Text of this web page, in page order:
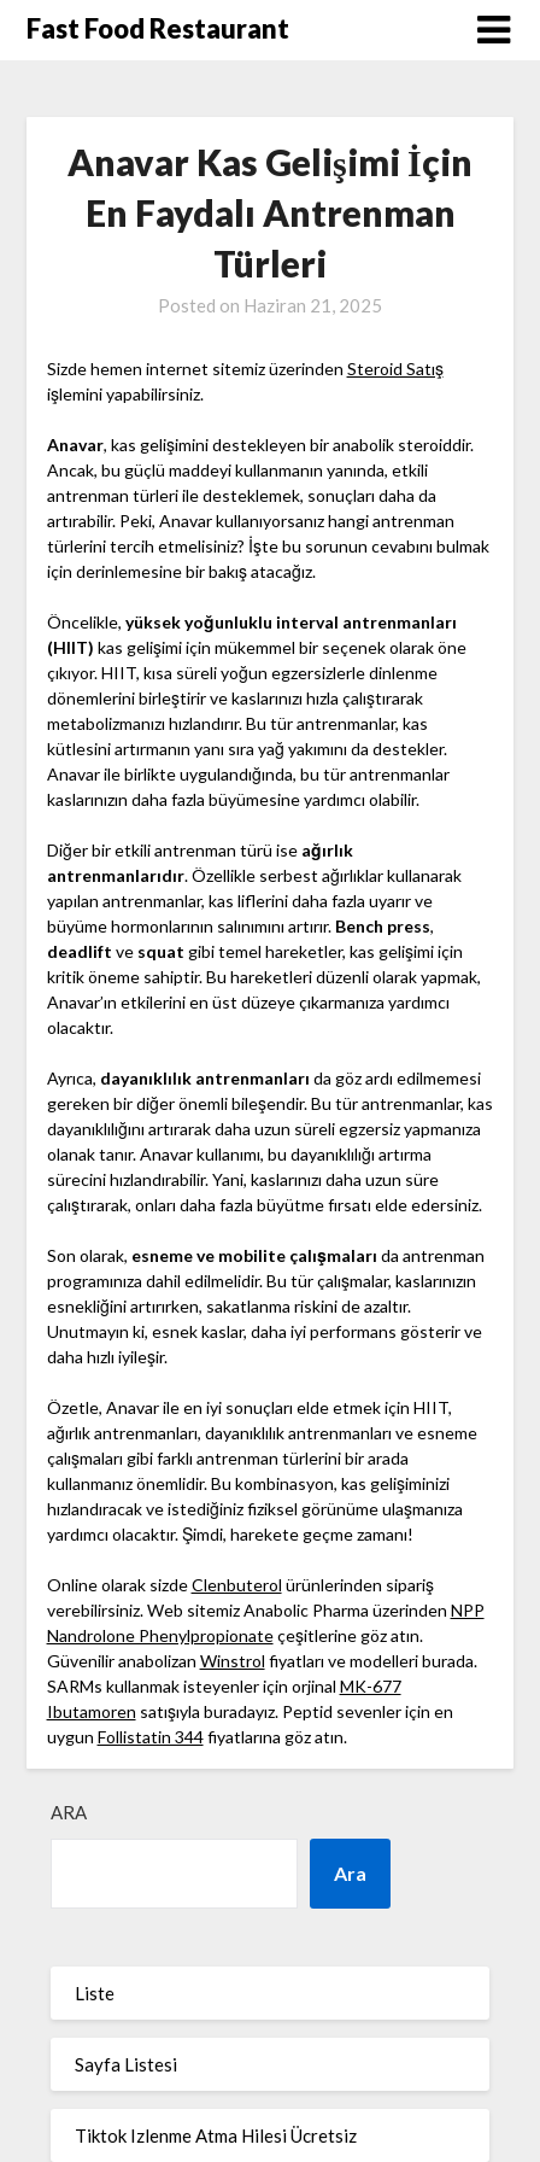
SkipFast Food Restaurant
Anavar Kas Gelişimi İçin
En Faydalı Antrenman
Türleri
Posted on Haziran 21, 2025
Sizde hemen internet sitemiz üzerinden Steroid Satış
işlemini yapabilirsiniz.
Anavar, kas gelişimini destekleyen bir anabolik steroiddir.
Ancak, bu güçlü maddeyi kullanmanın yanında, etkili
antrenman türleri ile desteklemek, sonuçları daha da
artırabilir. Peki, Anavar kullanıyorsanız hangi antrenman
türlerini tercih etmelisiniz? İşte bu sorunun cevabını bulmak
için derinlemesine bir bakış atacağız.
Öncelikle, yüksek yoğunluklu interval antrenmanları
(HIIT) kas gelişimi için mükemmel bir seçenek olarak öne
çıkıyor. HIIT, kısa süreli yoğun egzersizlerle dinlenme
dönemlerini birleştirir ve kaslarınızı hızla çalıştırarak
metabolizmanızı hızlandırır. Bu tür antrenmanlar, kas
kütlesini artırmanın yanı sıra yağ yakımını da destekler.
Anavar ile birlikte uygulandığında, bu tür antrenmanlar
kaslarınızın daha fazla büyümesine yardımcı olabilir.
Diğer bir etkili antrenman türü ise ağırlık
antrenmanlarıdır. Özellikle serbest ağırlıklar kullanarak
yapılan antrenmanlar, kas liflerini daha fazla uyarır ve
büyüme hormonlarının salınımını artırır. Bench press,
deadlift ve squat gibi temel hareketler, kas gelişimi için
kritik öneme sahiptir. Bu hareketleri düzenli olarak yapmak,
Anavar’ın etkilerini en üst düzeye çıkarmanıza yardımcı
olacaktır.
Ayrıca, dayanıklılık antrenmanları da göz ardı edilmemesi
gereken bir diğer önemli bileşendir. Bu tür antrenmanlar, kas
dayanıklılığını artırarak daha uzun süreli egzersiz yapmanıza
olanak tanır. Anavar kullanımı, bu dayanıklılığı artırma
sürecini hızlandırabilir. Yani, kaslarınızı daha uzun süre
çalıştırarak, onları daha fazla büyütme fırsatı elde edersiniz.
Son olarak, esneme ve mobilite çalışmaları da antrenman
programınıza dahil edilmelidir. Bu tür çalışmalar, kaslarınızın
esnekliğini artırırken, sakatlanma riskini de azaltır.
Unutmayın ki, esnek kaslar, daha iyi performans gösterir ve
daha hızlı iyileşir.
Özetle, Anavar ile en iyi sonuçları elde etmek için HIIT,
ağırlık antrenmanları, dayanıklılık antrenmanları ve esneme
çalışmaları gibi farklı antrenman türlerini bir arada
kullanmanız önemlidir. Bu kombinasyon, kas gelişiminizi
hızlandıracak ve istediğiniz fiziksel görünüme ulaşmanıza
yardımcı olacaktır. Şimdi, harekete geçme zamanı!
Online olarak sizdeClenbuterol ürünlerinden sipariş
verebilirsiniz. Web sitemiz Anabolic Pharma üzerinden NPP
Nandrolone Phenylpropionateçeşitlerine göz atın.
Güvenilir anabolizan Winstrol fiyatları ve modelleri burada.
SARMs kullanmak isteyenler için orjinal MK-677
Ibutamoren satışıyla buradayız. Peptid sevenler için en
uygun Follistatin 344fiyatlarına göz atın.
ARA
Ara
Liste
Sayfa Listesi
Tiktok Izlenme Atma Hilesi Ücretsiz